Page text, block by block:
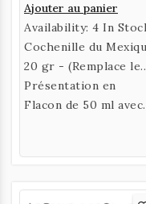
Ajouter au panier
Availability: 4 In
Cochenille du
20 gr - (Remplace le
Kermes)
Présentation en
Flacon de 50 ml avec